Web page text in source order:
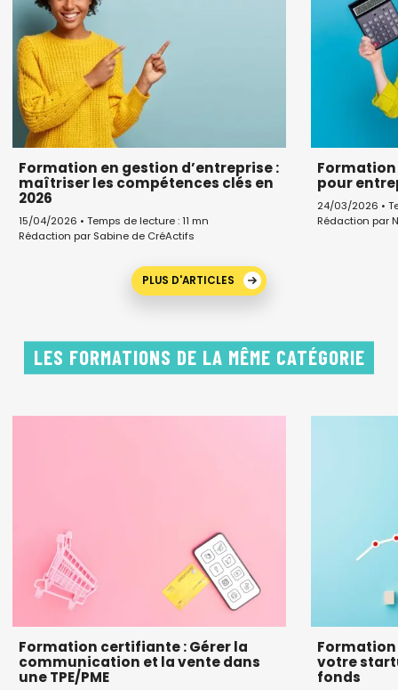
Formation en gestion d’entreprise :
maîtriser les compétences clés en
2026
15/04/2026 • Temps de lecture : 11 mn
Rédaction par Sabine de CréActifs
pour
24/03/2026 •
Rédaction par
PLUS D'ARTICLES
LES FORMATIONS DE LA MÊME CATÉGORIE
Formation certifiante : Gérer la
communication et la vente dans
une TPE/PME
votre
fonds